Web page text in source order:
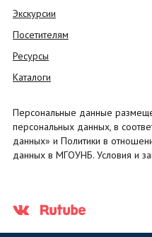
Экскурсии
Посетителям
Ресурсы
Каталоги
Персональные данные
персональных данных, в
данных» и Политики в
данных в МГОУНБ. Условия и